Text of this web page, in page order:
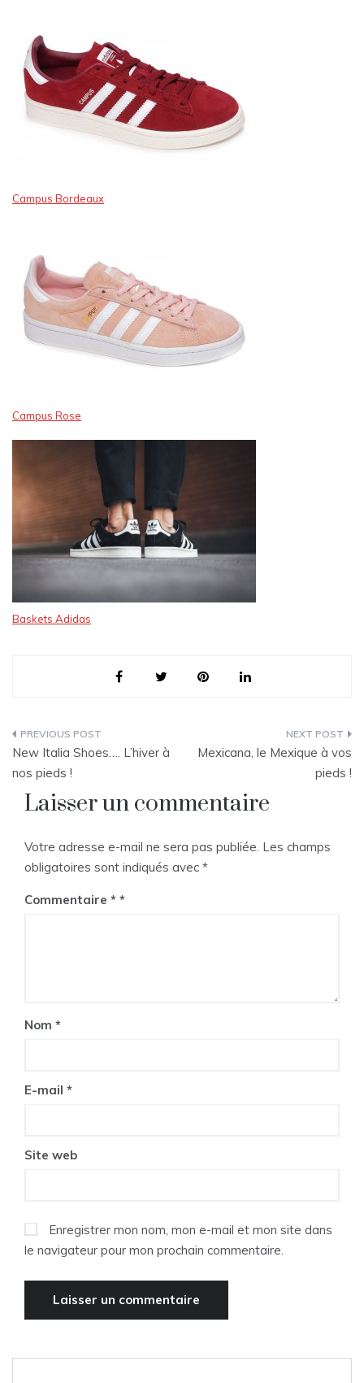
Campus Bordeaux
Campus Rose
Baskets Adidas
Navigation
de
l’article
New Italia Shoes…. L’hiver à
nos pieds !
Mexicana, le Mexique à vos
pieds !
Laisser un commentaire
Votre adresse e-mail ne sera pas publiée. Les champs
obligatoires sont indiqués avec *
Commentaire *
Nom *
E-mail *
Site web
Enregistrer mon nom, mon e-mail et mon site dans
le navigateur pour mon prochain commentaire.